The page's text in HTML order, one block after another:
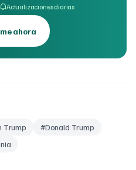
Actualizaciones diarias
ahora
Trump #Donald Trump